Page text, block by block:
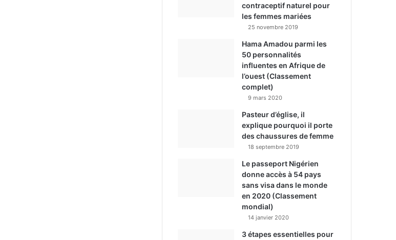
contraceptif naturel pour
les femmes mariées
25 novembre 2019
Hama Amadou parmi les
50 personnalités
influentes en Afrique de
l’ouest (Classement
complet)
9 mars 2020
Pasteur d’église, il
explique pourquoi il porte
des chaussures de femme
18 septembre 2019
Le passeport Nigérien
donne accès à 54 pays
sans visa dans le monde
en 2020 (Classement
mondial)
14 janvier 2020
3 étapes essentielles pour